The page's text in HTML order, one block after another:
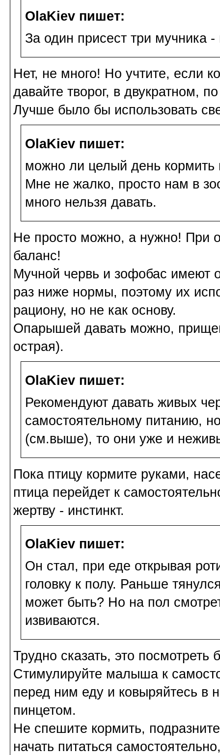
OlaKiev пишет:
За один присест три мучника -
Нет, не много! Но учтите, если
давайте творог, в двукратном,
Лучше было бы использовать
OlaKiev пишет:
можно ли целый день
Мне не жалко, просто нам в
много нельзя давать.
Не просто можно, а нужно! При
баланс!
Мучной червь и зофобас имеют
раз ниже нормы, поэтому их
рациону, но не как основу.
Опарышей давать можно,
острая).
OlaKiev пишет:
Рекомендуют давать живых
самостоятельному питанию,
(см.выше), то они уже и
Пока птицу кормите руками,
птица перейдет к
жертву - инстинкт.
OlaKiev пишет:
Он стал, при еде открывая
головку к полу. Раньше
может быть? Но на пол
извиваются.
Трудно сказать, это посмотреть
Стимулируйте малыша к
перед ним еду и ковыряйтесь
пинцетом.
Не спешите кормить,
начать питаться